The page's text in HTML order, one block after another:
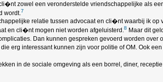
zowel een veronderstelde vriendschappelijke als
wordt.7
relatie tussen advocaat en cli�nt waarbij ik
en cli�nt mogen niet worden afgeluisterd.8 Maar dit
Dan kunnen gespreken gevoerd worden
erg interessant kunnen zijn voor politie of OM. Ook
in de sociale omgeving als een borrel, diner,